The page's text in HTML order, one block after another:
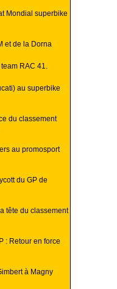
Mondial superbike
et de la Dorna
RAC 41.
au superbike
du classement
au promosport
du GP de
tête du classement
: Retour en force
à Magny